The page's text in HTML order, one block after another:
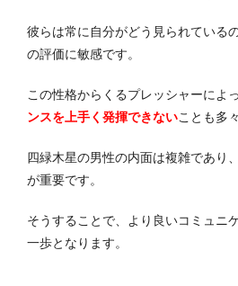
彼らは常に自分がどう見られている
の評価に敏感です。
この性格からくるプレッシャーによっ
ンスを上手く発揮できないことも多
四緑木星の男性の内面は複雑であり
が重要です。
そうすることで、より良いコミュニ
一歩となります。